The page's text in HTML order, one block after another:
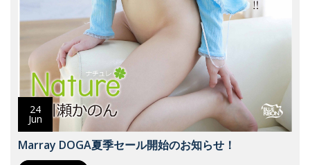
24
Jun
Marray DOGA夏季セール開始のお知らせ！